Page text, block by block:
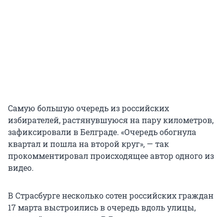
Самую большую очередь из российских
избирателей, растянувшуюся на пару километров,
зафиксировали в Белграде. «Очередь обогнула
квартал и пошла на второй круг», — так
прокомментировал происходящее автор одного из
видео.
В Страсбурге несколько сотен российских граждан
17 марта выстроились в очередь вдоль улицы,